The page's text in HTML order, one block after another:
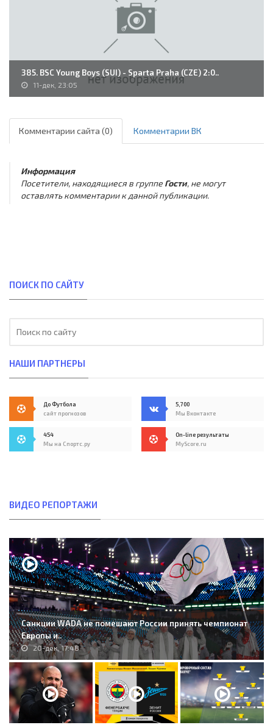
385. BSC Young Boys (SUI) - Sparta Praha (CZE) 2:0..
11-дек, 23:05
Комментарии сайта (0) Комментарии ВК
Информация
Посетители, находящиеся в группе Гости, не могут
оставлять комментарии к данной публикации.
ПОИСК ПО САЙТУ
НАШИ ПАРТНЕРЫ
До Футбола
сайт прогнозов
5,700
Мы Вконтакте
454
Мы на Спортс.ру
On-line результаты
MyScore.ru
ВИДЕО РЕПОРТАЖИ
Санкции WADA не помешают России принять чемпионат
Европы и..
20-дек, 17:48